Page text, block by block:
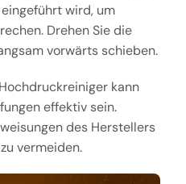
wird, um
Drehen Sie die
vorwärts schieben.
kann
effektiv sein.
des Herstellers
vermeiden.